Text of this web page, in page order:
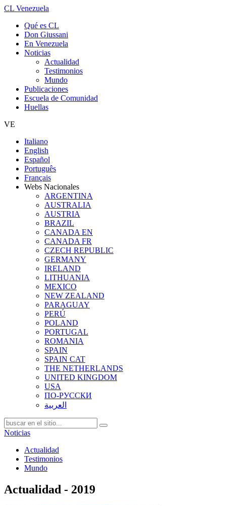
CL Venezuela
Qué es CL
Don Giussani
En Venezuela
Noticias
Actualidad
Testimonios
Mundo
Publicaciones
Escuela de Comunidad
Huellas
VE
Italiano
English
Español
Português
Français
Webs Nacionales
ARGENTINA
AUSTRALIA
AUSTRIA
BRAZIL
CANADA EN
CANADA FR
CZECH REPUBLIC
GERMANY
IRELAND
LITHUANIA
MEXICO
NEW ZEALAND
PARAGUAY
PERÚ
POLAND
PORTUGAL
ROMANIA
SPAIN
SPAIN CAT
THE NETHERLANDS
UNITED KINGDOM
USA
ПО-РУССКИ
العربية
Noticias
Actualidad
Testimonios
Mundo
Actualidad - 2019